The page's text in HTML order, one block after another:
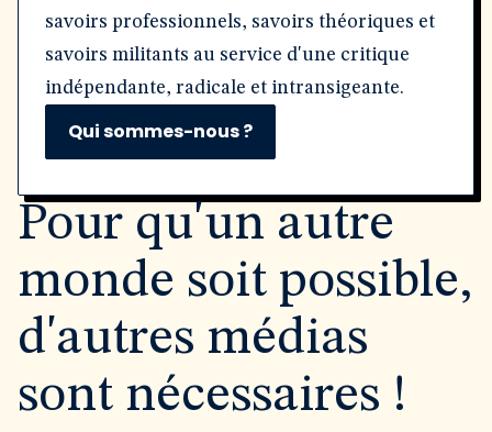
savoirs professionnels, savoirs théoriques et
savoirs militants au service d'une critique
indépendante, radicale et intransigeante.
Qui sommes-nous ?
Pour qu'un autre
monde soit possible,
d'autres médias
sont nécessaires !